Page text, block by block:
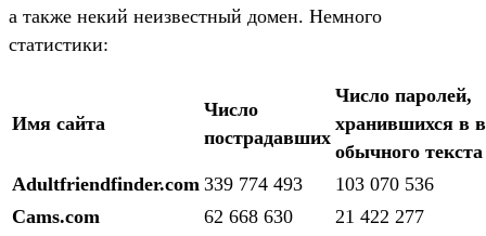
а также некий неизвестный домен. Немного
статистики:
Имя сайта
Число
пострадавших
Число паролей,
хранившихся в
обычного текста
Adultfriendfinder.com 339 774 493
103 070 536
Cams.com
62 668 630
21 422 277